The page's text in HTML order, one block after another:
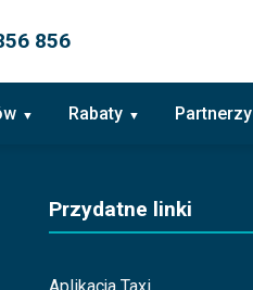
856
Rabaty Partnerzy
Przydatne linki